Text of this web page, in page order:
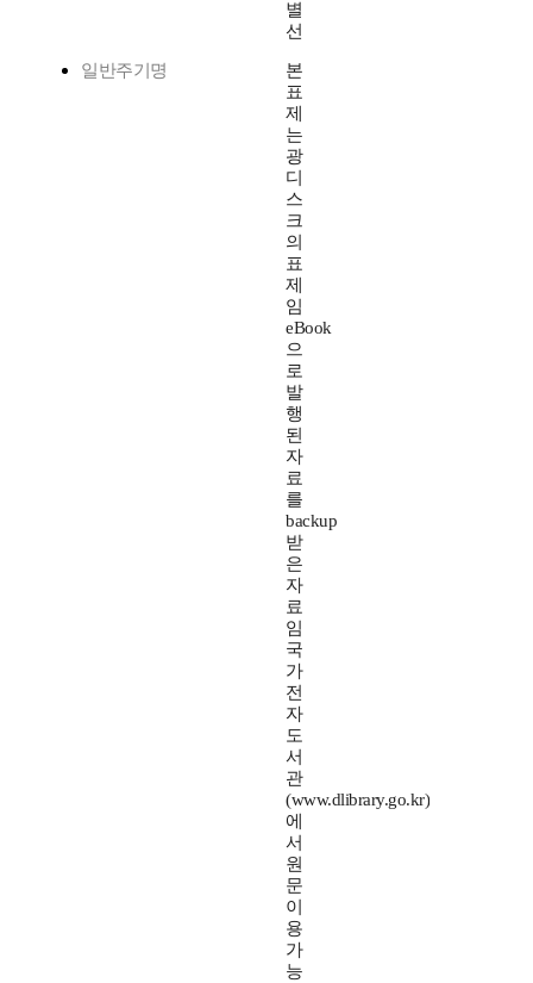
별
선
일반주기명
본
표
제
는
광
디
스
크
의
표
제
임
eBook
으
로
발
행
된
자
료
를
backup
받
은
자
료
임
국
가
전
자
도
서
관
(www.dlibrary.go.kr)
에
서
원
문
이
용
가
능